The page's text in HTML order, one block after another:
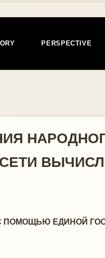
PERSPECTIVE
ЕДИНОЙ